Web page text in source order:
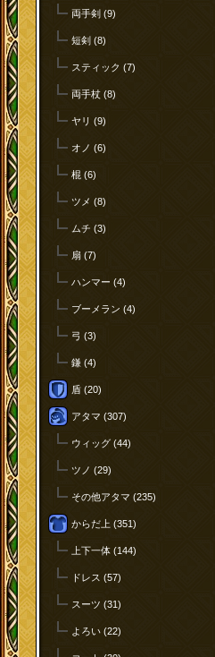
両手剣 (9)
短剣 (8)
スティック (7)
両手杖 (8)
ヤリ (9)
オノ (6)
棍 (6)
ツメ (8)
ムチ (3)
扇 (7)
ハンマー (4)
ブーメラン (4)
弓 (3)
鎌 (4)
盾 (20)
アタマ (307)
ウィッグ (44)
ツノ (29)
その他アタマ (235)
からだ上 (351)
上下一体 (144)
ドレス (57)
スーツ (31)
よろい (22)